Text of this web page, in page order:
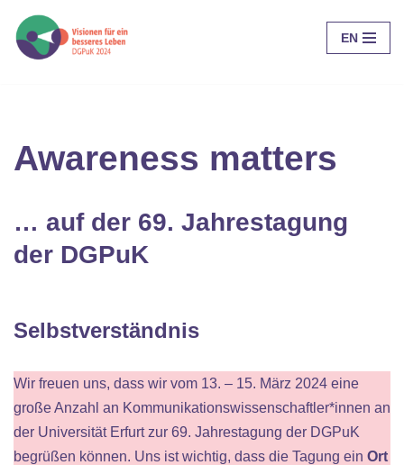
Zum
EN
Awareness matters
… auf der 69. Jahrestagung
der DGPuK
Selbstverständnis
Wir freuen uns, dass wir vom 13. – 15. März 2024 eine
große Anzahl an Kommunikationswissenschaftler*innen an
der Universität Erfurt zur 69. Jahrestagung der DGPuK
begrüßen können. Uns ist wichtig, dass die Tagung ein Ort